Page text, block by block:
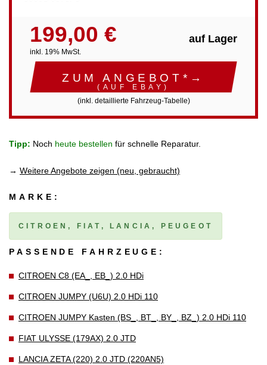
199,00 €
inkl. 19% MwSt.
auf Lager
ZUM ANGEBOT*→
(AUF EBAY)
(inkl. detaillierte Fahrzeug-Tabelle)
Tipp: Noch heute bestellen für schnelle Reparatur.
→ Weitere Angebote zeigen (neu, gebraucht)
MARKE:
CITROEN, FIAT, LANCIA, PEUGEOT
PASSENDE FAHRZEUGE:
CITROEN C8 (EA_, EB_) 2.0 HDi
CITROEN JUMPY (U6U) 2.0 HDi 110
CITROEN JUMPY Kasten (BS_, BT_, BY_, BZ_) 2.0 HDi 110
FIAT ULYSSE (179AX) 2.0 JTD
LANCIA ZETA (220) 2.0 JTD (220AN5)